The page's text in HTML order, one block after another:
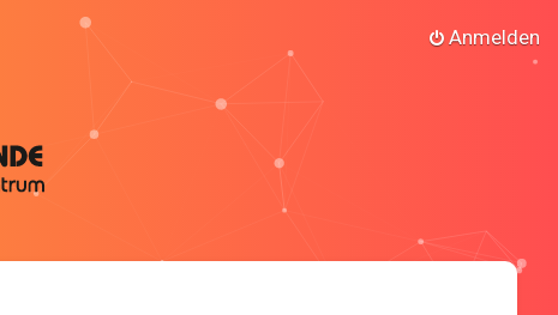
Anmelden